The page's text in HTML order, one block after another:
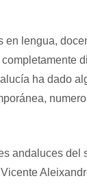
en lengua,
ha dado
andaluces